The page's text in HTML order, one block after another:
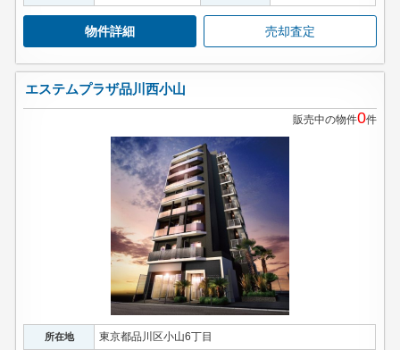
物件詳細 売却査定
エステムプラザ品川西小山
販売中の物件0件
所在地 東京都品川区小山6丁目